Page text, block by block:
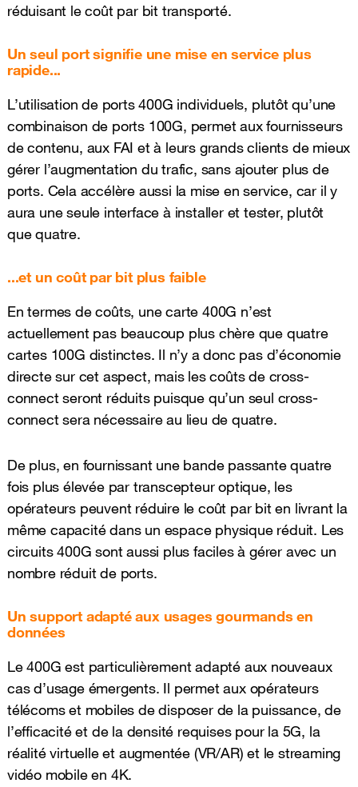
réduisant le coût par bit transporté.
Un seul port signifie une mise en service plus
rapide...
L’utilisation de ports 400G individuels, plutôt qu’une
combinaison de ports 100G, permet aux fournisseurs
de contenu, aux FAI et à leurs grands clients de mieux
gérer l’augmentation du trafic, sans ajouter plus de
ports. Cela accélère aussi la mise en service, car il y
aura une seule interface à installer et tester, plutôt
que quatre.
...et un coût par bit plus faible
En termes de coûts, une carte 400G n’est
actuellement pas beaucoup plus chère que quatre
cartes 100G distinctes. Il n’y a donc pas d’économie
directe sur cet aspect, mais les coûts de cross-
connect seront réduits puisque qu’un seul cross-
connect sera nécessaire au lieu de quatre.
De plus, en fournissant une bande passante quatre
fois plus élevée par transcepteur optique, les
opérateurs peuvent réduire le coût par bit en livrant la
même capacité dans un espace physique réduit. Les
circuits 400G sont aussi plus faciles à gérer avec un
nombre réduit de ports.
Un support adapté aux usages gourmands en
données
Le 400G est particulièrement adapté aux nouveaux
cas d’usage émergents. Il permet aux opérateurs
télécoms et mobiles de disposer de la puissance, de
l’efficacité et de la densité requises pour la 5G, la
réalité virtuelle et augmentée (VR/AR) et le streaming
vidéo mobile en 4K.